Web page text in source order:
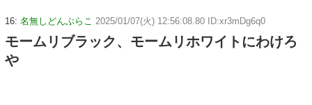
16: 名無しどんぶらこ 2025/01/07(火) 12:56:08.80 ID:xr3mDg6q0
モームリブラック、モームリホワイトにわけろ
や